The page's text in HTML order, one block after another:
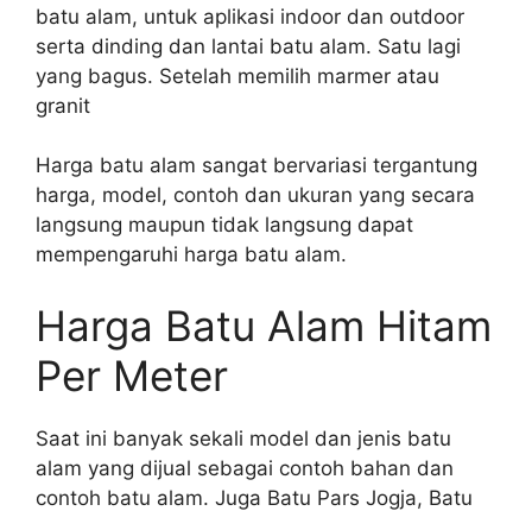
batu alam, untuk aplikasi indoor dan outdoor
serta dinding dan lantai batu alam. Satu lagi
yang bagus. Setelah memilih marmer atau
granit
Harga batu alam sangat bervariasi tergantung
harga, model, contoh dan ukuran yang secara
langsung maupun tidak langsung dapat
mempengaruhi harga batu alam.
Harga Batu Alam Hitam
Per Meter
Saat ini banyak sekali model dan jenis batu
alam yang dijual sebagai contoh bahan dan
contoh batu alam. Juga Batu Pars Jogja, Batu